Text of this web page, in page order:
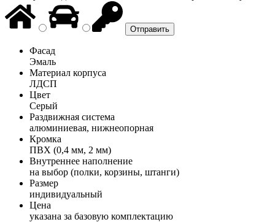
Фасад
Эмаль
Материал корпуса
ЛДСП
Цвет
Серый
Раздвижная система
алюминиевая, нижнеопорная
Кромка
ПВХ (0,4 мм, 2 мм)
Внутреннее наполнение
на выбор (полки, корзины, штанги)
Размер
индивидуальный
Цена
указана за базовую комплектацию